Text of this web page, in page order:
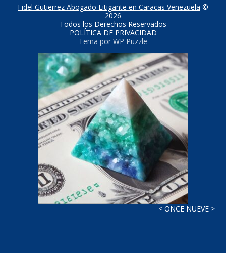
Fidel Gutierrez Abogado Litigante en Caracas Venezuela ©
2026
Todos los Derechos Reservados
POLÍTICA DE PRIVACIDAD
Tema por WP Puzzle
< ONCE NUEVE >